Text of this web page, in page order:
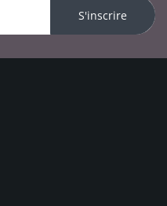
S'inscrire